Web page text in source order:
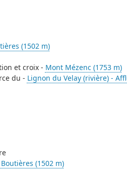
(1502 m)
et croix - Mont Mézenc (1753 m)
du - Lignon du Velay (rivière) -
(1502 m)